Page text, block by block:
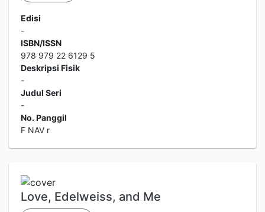
Edisi
-
ISBN/ISSN
978 979 22 6129 5
Deskripsi Fisik
-
Judul Seri
-
No. Panggil
F NAV r
Love, Edelweiss, and Me